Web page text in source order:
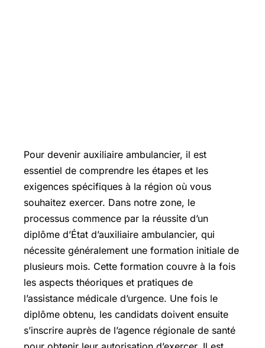
Pour devenir auxiliaire ambulancier, il est
essentiel de comprendre les étapes et les
exigences spécifiques à la région où vous
souhaitez exercer. Dans notre zone, le
processus commence par la réussite d’un
diplôme d’État d’auxiliaire ambulancier, qui
nécessite généralement une formation initiale de
plusieurs mois. Cette formation couvre à la fois
les aspects théoriques et pratiques de
l’assistance médicale d’urgence. Une fois le
diplôme obtenu, les candidats doivent ensuite
s’inscrire auprès de l’agence régionale de santé